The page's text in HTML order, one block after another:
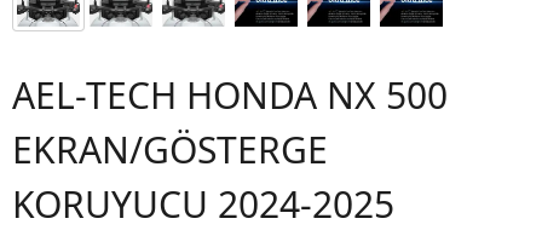
AEL-TECH HONDA NX 500
EKRAN/GÖSTERGE
KORUYUCU 2024-2025